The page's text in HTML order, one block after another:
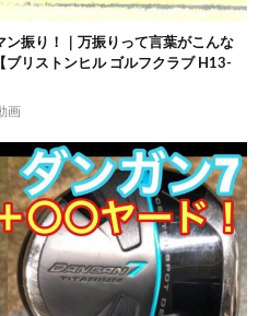
ン振り！｜万振りって言葉がこんな
ブリストンヒル ゴルフクラブ H13-
画